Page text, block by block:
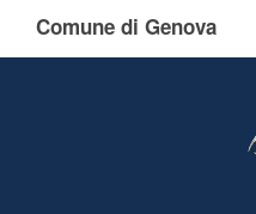
Comune di Genova